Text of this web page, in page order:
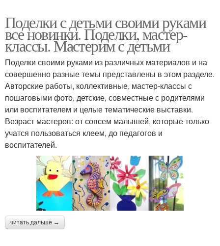
Поделки с детьми своими руками
все новинки. Поделки, мастер-
классы. Мастерим с детьми
Поделки своими руками из различных материалов и на
совершенно разные темы представлены в этом разделе.
Авторские работы, коллективные, мастер-классы с
пошаговыми фото, детские, совместные с родителями
или воспитателем и целые тематические выставки.
Возраст мастеров: от совсем малышей, которые только
учатся пользоваться клеем, до педагогов и
воспитателей.
читать дальше →